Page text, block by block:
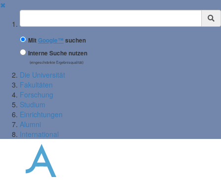
✖
Suchbegriff
MitGoogle™ suchen
Interne Suche nutzen
(eingeschränkte Ergebnisqualität)
Die Universität
Fakultäten
Forschung
Studium
Einrichtungen
Alumni
International